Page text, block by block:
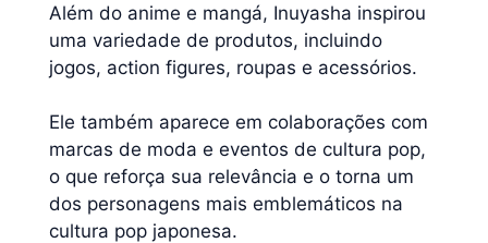
Além do anime e mangá, Inuyasha inspirou
uma variedade de produtos, incluindo
jogos, action figures, roupas e acessórios.
Ele também aparece em colaborações com
marcas de moda e eventos de cultura pop,
o que reforça sua relevância e o torna um
dos personagens mais emblemáticos na
cultura pop japonesa.